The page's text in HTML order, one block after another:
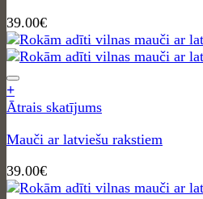
39.00€
+
Ātrais skatījums
Mauči ar latviešu rakstiem
39.00€